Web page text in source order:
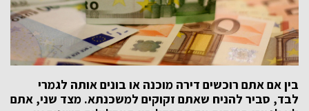
בין אם אתם רוכשים דירה מוכנה או בונים אותה לגמרי
לבד, סביר להניח שאתם זקוקים למשכנתא. מצד שני, אתם